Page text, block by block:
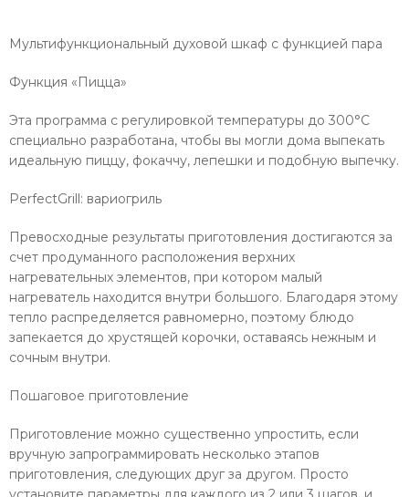
Мультифункциональный духовой шкаф с функцией пара
Функция «Пицца»
Эта программа с регулировкой температуры до 300°C
специально разработана, чтобы вы могли дома выпекать
идеальную пиццу, фокаччу, лепешки и подобную выпечку.
PerfectGrill: вариогриль
Превосходные результаты приготовления достигаются за
счет продуманного расположения верхних
нагревательных элементов, при котором малый
нагреватель находится внутри большого. Благодаря этому
тепло распределяется равномерно, поэтому блюдо
запекается до хрустящей корочки, оставаясь нежным и
сочным внутри.
Пошаговое приготовление
Приготовление можно существенно упростить, если
вручную запрограммировать несколько этапов
приготовления, следующих друг за другом. Просто